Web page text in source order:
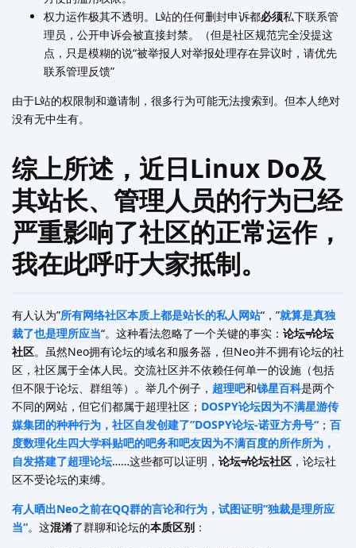
权力运作极其不透明。L站的任何删封申诉都必须私下联系管
理员，公开申诉会被直接封禁。（但是社区规范完全没提这
点，只是模糊的说“被举报人对举报处理存在异议时，请优先
联系管理反馈”
由于L站的权限制和邀请制，很多行为可能无法搜索到。但本人绝对
没有无中生有。
综上所述，近日Linux Do及
其站长、管理人员的行为已经
严重影响了社区的正常运作，
我在此呼吁大家抵制。
有人认为”所有网络社区本质上都是站长的私人网站“，”就算是真独
裁了也是理所应当“。这种看法忽略了一个关键的事实： 论坛≠论坛
社区。虽然Neo拥有论坛的域名和服务器，但Neo并不拥有论坛的社
区，社区属于全体人民。交流社区并不依赖任何单一的设施（包括
但不限于论坛、群组等）。举几个例子， 超理吧和锑星百科是两个
不同的网站，但它们都属于超理社区； DOSPY论坛因为不满星游传
媒集团的种种行为，社区自发创建了”DOSPY论坛-诺亚方舟号“ ； 百
度数理化生四大学科贴吧的吧务和吧友因为不满百度的所作所为，
自发搭建了超理论坛……这些都可以证明， 论坛≠论坛社区 ，论坛社
区不受论坛的束缚。
有人晒出Neo之前在QQ群的言论和行为，试图证明”独裁是理所应
当“。这混淆了群聊和论坛的本质区别 ：